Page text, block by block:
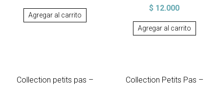
Agregar al carrito
$ 12.000
Agregar al carrito
Collection petits pas –
Collection Petits Pas –